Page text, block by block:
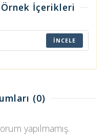
İçerikleri
İNCELE
(0)
yapılmamış.